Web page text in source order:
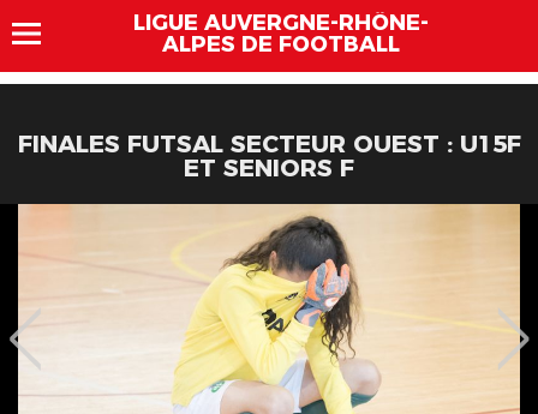
LIGUE AUVERGNE-RHÔNE-
ALPES DE FOOTBALL
FINALES FUTSAL SECTEUR OUEST : U15F
ET SENIORS F